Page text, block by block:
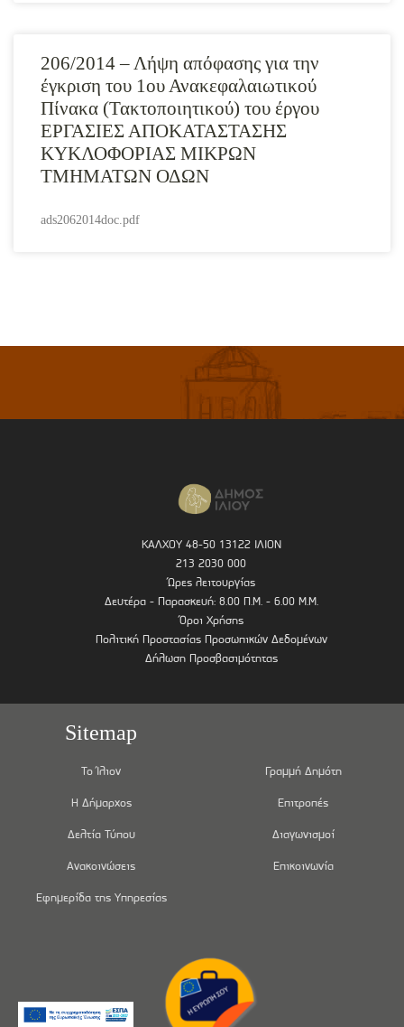
206/2014 – Λήψη απόφασης για την
έγκριση του 1ου Ανακεφαλαιωτικού
Πίνακα (Τακτοποιητικού) του έργου
ΕΡΓΑΣΙΕΣ ΑΠΟΚΑΤΑΣΤΑΣΗΣ
ΚΥΚΛΟΦΟΡΙΑΣ ΜΙΚΡΩΝ
ΤΜΗΜΑΤΩΝ ΟΔΩΝ
ads2062014doc.pdf
ΚΑΛΧΟΥ 48-50 13122 ΙΛΙΟΝ
213 2030 000
Ώρες λειτουργίας
Δευτέρα - Παρασκευή: 8.00 Π.Μ. - 6.00 Μ.Μ.
Όροι Χρήσης
Πολιτική Προστασίας Προσωπικών Δεδομένων
Δήλωση Προσβασιμότητας
Sitemap
Το Ίλιον
Η Δήμαρχος
Δελτία Τύπου
Ανακοινώσεις
Εφημερίδα της Υπηρεσίας
Γραμμή Δημότη
Επιτροπές
Διαγωνισμοί
Επικοινωνία